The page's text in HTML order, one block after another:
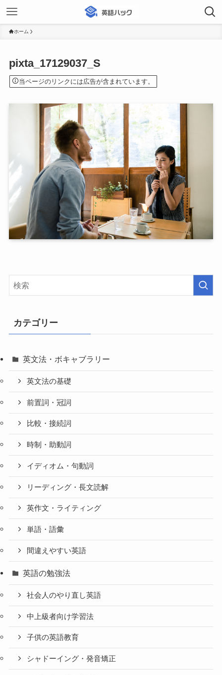
ホーム
pixta_17129037_S
当ページのリンクには広告が含まれています。
カテゴリー
英文法・ボキャブラリー
英文法の基礎
前置詞・冠詞
比較・接続詞
時制・助動詞
イディオム・句動詞
リーディング・長文読解
英作文・ライティング
単語・語彙
間違えやすい英語
英語の勉強法
社会人のやり直し英語
中上級者向け学習法
子供の英語教育
シャドーイング・発音矯正